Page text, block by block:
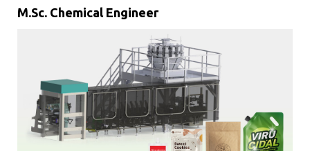
M.Sc. Chemical Engineer